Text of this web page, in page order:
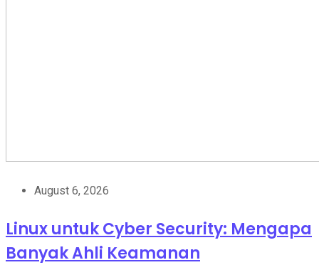
August 6, 2026
Linux untuk Cyber Security: Mengapa
Banyak Ahli Keamanan